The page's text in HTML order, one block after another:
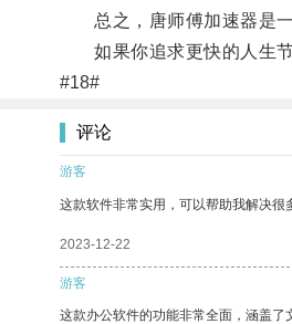
总之，唐师傅加速器是一
如果你追求更快的人生节
#18#
评论
游客
这款软件非常实用，可以帮助我解决很
2023-12-22
游客
这款办公软件的功能非常全面，涵盖了